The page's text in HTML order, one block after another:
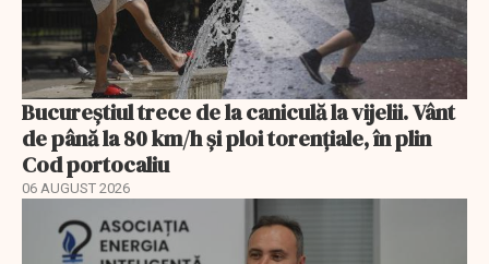
Bucureștiul trece de la caniculă la vijelii. Vânt
de până la 80 km/h și ploi torențiale, în plin
Cod portocaliu
06 AUGUST 2026